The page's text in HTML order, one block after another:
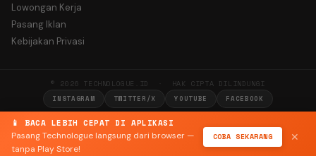
📱 BACA LEBIH CEPAT DI APLIKASI
Pasang Technologue langsung dari browser —
tanpa Play Store!
COBA SEKARANG ✕
Lowongan Kerja
Pasang Iklan
Kebijakan Privasi
© 2026 TECHNOLOGUE.ID · HAK CIPTA DILINDUNGI
INSTAGRAM TWITTER/X YOUTUBE FACEBOOK